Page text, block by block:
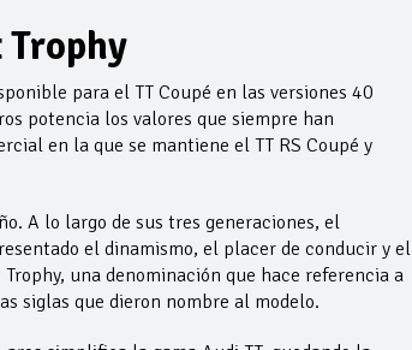
para el TT Coupé en las versiones 40
potencia los valores que siempre han
en la que se mantiene el TT RS Coupé y
A lo largo de sus tres generaciones, el
el dinamismo, el placer de conducir y el
una denominación que hace referencia a
siglas que dieron nombre al modelo.